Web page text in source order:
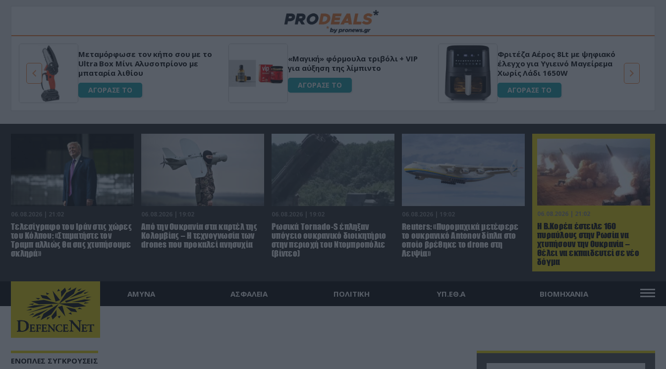
Μεταμόρφωσε τον κήπο σου με το
Ultra Box Μίνι Αλυσοπρίονο με
μπαταρία λιθίου
ΑΓΟΡΑΣΕ ΤΟ
«Μαγική» φόρμουλα τριβόλι + VIP
για αύξηση της λίμπιντο
ΑΓΟΡΑΣΕ ΤΟ
Φριτέζα Αέρος 8Lt με ψηφιακό
έλεγχο για Υγιεινό Μαγείρεμα
Χωρίς Λάδι 1650W
ΑΓΟΡΑΣΕ ΤΟ
06.08.2026 | 21:02
Η Β.Κορέα έστειλε 160
πυραύλους στην Ρωσία να
χτυπήσουν την Ουκρανία –
Θέλει να εκπαιδευτεί σε νέο
δόγμα
06.08.2026 | 21:02
Τελεσίγραφο του Ιράν στις χώρες
του Κόλπου: «Σταματήστε τον
Τραμπ αλλιώς θα σας χτυπήσουμε
σκληρά»
06.08.2026 | 19:02
Από την Ουκρανία στα καρτέλ της
Κολομβίας – Η τεχνογνωσία των
drones που προκαλεί ανησυχία
06.08.2026 | 19:02
Ρωσικά Tornado-S έπληξαν
υπόγειο ουκρανικό διοικητήριο
στην περιοχή του Ντομπροπόλιε
(βίντεο)
06.08.2026 | 19:02
Reuters: «Πυρομαχικά μετέφερε
το ουκρανικό Antonov δίπλα στο
οποίο βρέθηκε το drone στη
Λειψία»
ΑΜΥΝΑ ΑΣΦΑΛΕΙΑ ΠΟΛΙΤΙΚΗ ΥΠ.ΕΘ.Α ΒΙΟΜΗΧΑΝΙΑ
ΕΝΟΠΛΕΣ ΣΥΓΚΡΟΥΣΕΙΣ